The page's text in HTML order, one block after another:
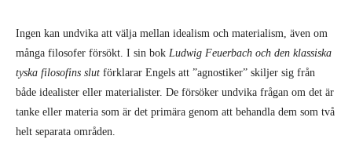
Ingen kan undvika att välja mellan idealism och materialism, även om
många filosofer försökt. I sin bok Ludwig Feuerbach och den klassiska
tyska filosofins slut förklarar Engels att ”agnostiker” skiljer sig från
både idealister eller materialister. De försöker undvika frågan om det är
tanke eller materia som är det primära genom att behandla dem som två
helt separata områden.